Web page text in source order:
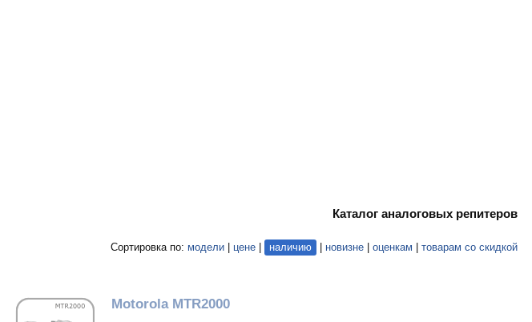
Каталог аналоговых репитеров
Сортировка по: модели цене наличию новизне оценкам товарам со скидкой
Motorola MTR2000